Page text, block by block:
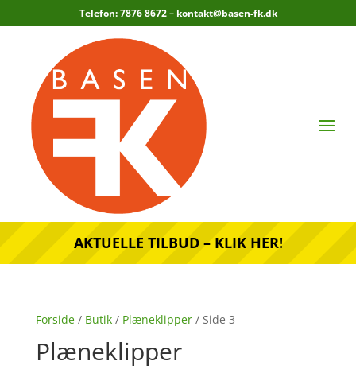
Telefon: 7876 8672 – kontakt@basen-fk.dk
AKTUELLE TILBUD – KLIK HER!
Forside/ Butik/ Plæneklipper/ Side 3
Plæneklipper